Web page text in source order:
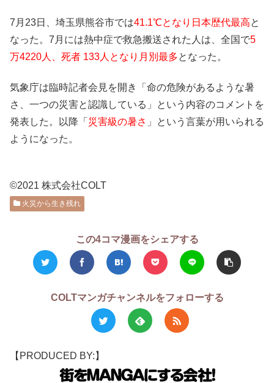
7月23日、埼玉県熊谷市では41.1℃となり日本歴代最高と
なった。7月には熱中症で救急搬送された人は、全国で5
万4220人、死者 133人となり月別最多となった。
気象庁は臨時記者会見を開き「命の危険があるような暑
さ、一つの災害と認識している」という内容のコメントを
発表した。以降「 災害級の暑さ 」という言葉が用いられる
ようになった。
©2021 株式会社COLT
火災から生き残れ
この4コマ漫画をシェアする
COLTマンガチャンネルをフォローする
【PRODUCED BY:】